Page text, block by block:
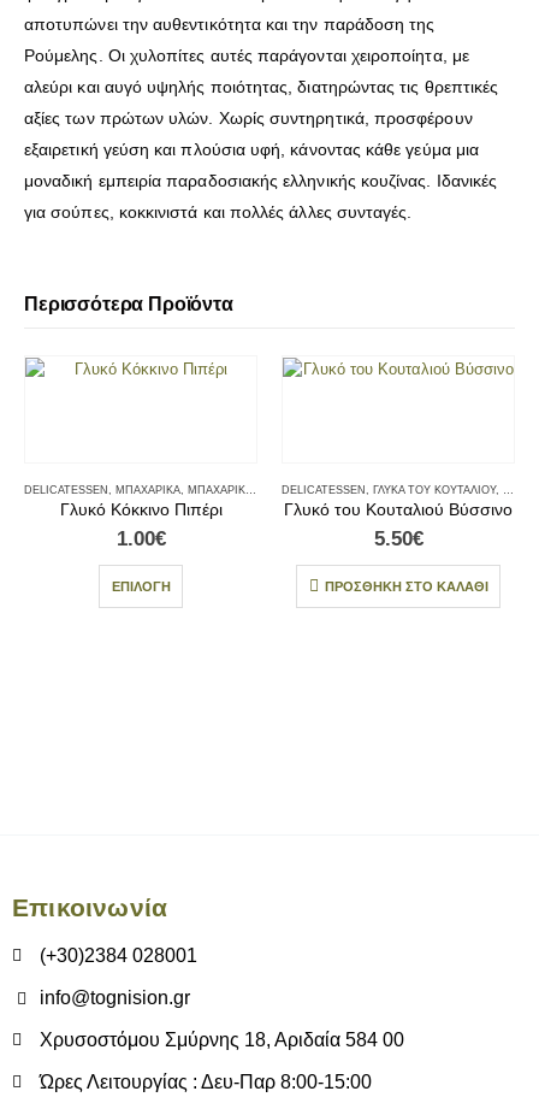
αποτυπώνει την αυθεντικότητα και την παράδοση της
Ρούμελης. Οι χυλοπίτες αυτές παράγονται χειροποίητα, με
αλεύρι και αυγό υψηλής ποιότητας, διατηρώντας τις θρεπτικές
αξίες των πρώτων υλών. Χωρίς συντηρητικά, προσφέρουν
εξαιρετική γεύση και πλούσια υφή, κάνοντας κάθε γεύμα μια
μοναδική εμπειρία παραδοσιακής ελληνικής κουζίνας. Ιδανικές
για σούπες, κοκκινιστά και πολλές άλλες συνταγές.
Περισσότερα Προϊόντα
DELICATESSEN ΜΠΑΧΑΡΙΚΆ ΜΠΑΧΑΡΙΚΆ - ΑΛΆΤΙΑ
Γλυκό Κόκκινο Πιπέρι
1.00€
ΕΠΙΛΟΓΉ
DELICATESSEN ΓΛΥΚΆ ΤΟΥ ΚΟΥΤΑΛΙΟΎ,
Γλυκό του Κουταλιού Βύσσινο
5.50€
ΠΡΟΣΘΉΚΗ ΣΤΟ ΚΑΛΆΘΙ
Επικοινωνία
(+30)2384 028001
info@tognision.gr
Χρυσοστόμου Σμύρνης 18, Αριδαία 584 00
Ώρες Λειτουργίας : Δευ-Παρ 8:00-15:00